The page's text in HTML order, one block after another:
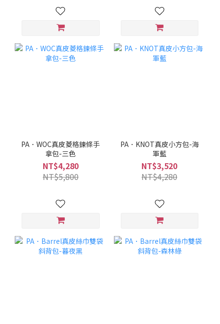
PA．WOC真皮菱格鍊條手
拿包-三色
NT$4,280
NT$5,800
PA．KNOT真皮小方包-海
軍藍
NT$3,520
NT$4,280